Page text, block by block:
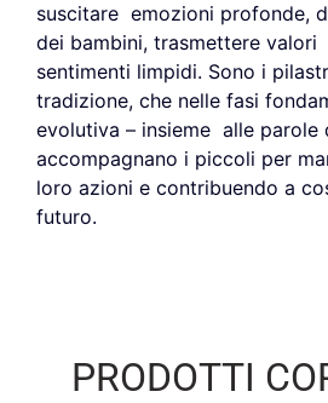
suscitare emozioni profonde,
dei bambini, trasmettere valori
sentimenti limpidi. Sono i
tradizione, che nelle fasi
evolutiva – insieme alle parole
accompagnano i piccoli per
loro azioni e contribuendo a
futuro.
PRODOTTI